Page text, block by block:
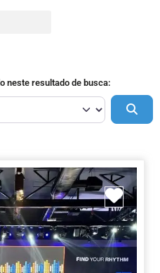
neste resultado de busca: